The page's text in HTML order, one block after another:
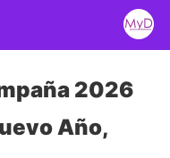
2026
Año,